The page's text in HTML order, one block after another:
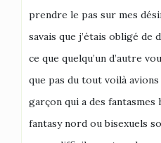
prendre le pas sur mes
savais que j’étais obligé de
ce que quelqu’un d’autre
que pas du tout voilà avions
garçon qui a des fantasmes
fantasy nord ou bisexuels